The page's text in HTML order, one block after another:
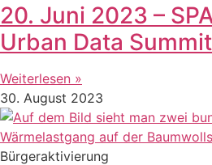
20. Juni 2023 –
Urban Data
Weiterlesen »
30. August 2023
Bürgeraktivierung